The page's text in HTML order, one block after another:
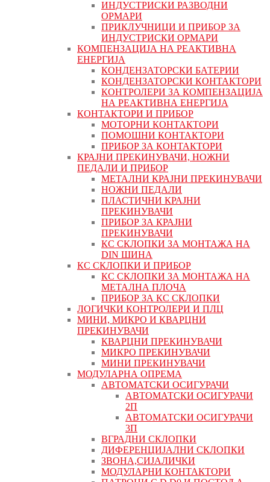
ИНДУСТРИСКИ РАЗВОДНИ
ОРМАРИ
ПРИКЛУЧНИЦИ И ПРИБОР ЗА
ИНДУСТРИСКИ ОРМАРИ
КОМПЕНЗАЦИЈА НА РЕАКТИВНА
ЕНЕРГИЈА
КОНДЕНЗАТОРСКИ БАТЕРИИ
КОНДЕНЗАТОРСКИ КОНТАКТОРИ
КОНТРОЛЕРИ ЗА КОМПЕНЗАЦИЈА
НА РЕАКТИВНА ЕНЕРГИЈА
КОНТАКТОРИ И ПРИБОР
МОТОРНИ КОНТАКТОРИ
ПОМОШНИ КОНТАКТОРИ
ПРИБОР ЗА КОНТАКТОРИ
КРАЈНИ ПРЕКИНУВАЧИ, НОЖНИ
ПЕДАЛИ И ПРИБОР
МЕТАЛНИ КРАЈНИ ПРЕКИНУВАЧИ
НОЖНИ ПЕДАЛИ
ПЛАСТИЧНИ КРАЈНИ
ПРЕКИНУВАЧИ
ПРИБОР ЗА КРАЈНИ
ПРЕКИНУВАЧИ
КС СКЛОПКИ ЗА МОНТАЖА НА
DIN ШИНА
КС СКЛОПКИ И ПРИБОР
КС СКЛОПКИ ЗА МОНТАЖА НА
МЕТАЛНА ПЛОЧА
ПРИБОР ЗА КС СКЛОПКИ
ЛОГИЧКИ КОНТРОЛЕРИ И ПЛЦ
МИНИ, МИКРО И КВАРЦНИ
ПРЕКИНУВАЧИ
КВАРЦНИ ПРЕКИНУВАЧИ
МИКРО ПРЕКИНУВАЧИ
МИНИ ПРЕКИНУВАЧИ
МОДУЛАРНА ОПРЕМА
АВТОМАТСКИ ОСИГУРАЧИ
АВТОМАТСКИ ОСИГУРАЧИ
2П
АВТОМАТСКИ ОСИГУРАЧИ
3П
ВГРАДНИ СКЛОПКИ
ДИФЕРЕНЦИЈАЛНИ СКЛОПКИ
ЗВОНА,СИЈАЛИЧКИ
МОДУЛАРНИ КОНТАКТОРИ